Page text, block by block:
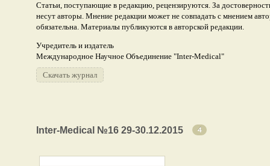
Статьи, поступающие в редакцию, рецензируются. За
несут авторы. Мнение редакции может не совпадать с мнением
обязательна. Материалы публикуются в авторской редакции.
Учредитель и издатель
Международное Научное Объединение "Inter-Medical"
Скачать журнал
Inter-Medical №16 29-30.12.2015 4